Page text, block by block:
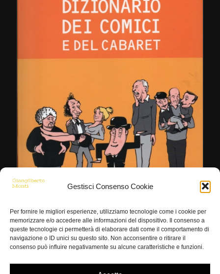
Gestisci Consenso Cookie
Per fornire le migliori esperienze, utilizziamo tecnologie come i cookie per
memorizzare e/o accedere alle informazioni del dispositivo. Il consenso a
queste tecnologie ci permetterà di elaborare dati come il comportamento di
navigazione o ID unici su questo sito. Non acconsentire o ritirare il
consenso può influire negativamente su alcune caratteristiche e funzioni.
Dizionario dei Comici e del Cabaret